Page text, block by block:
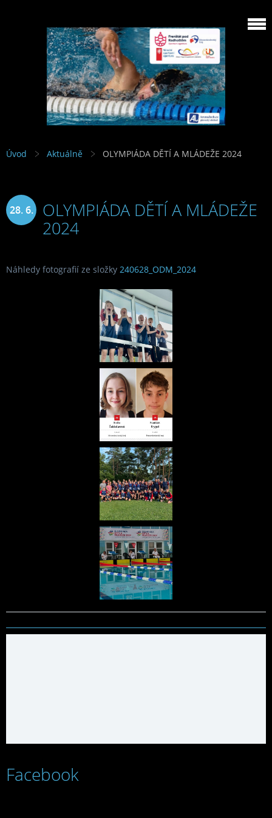
Úvod Aktuálně OLYMPIÁDA DĚTÍ A MLÁDEŽE 2024
28. 6.
OLYMPIÁDA DĚTÍ A MLÁDEŽE
2024
Náhledy fotografií ze složky 240628_ODM_2024
Facebook